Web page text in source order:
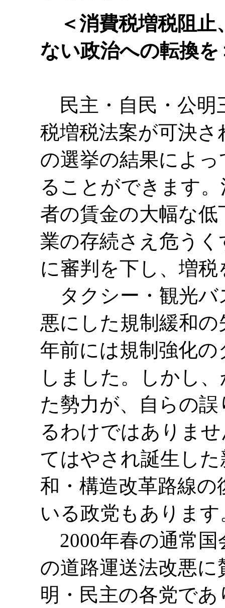
＜消費税増税阻止
ない政治への転換を
民主・自民・公明
税増税法案が可決
の選挙の結果によ
ることができます
者の賃金の大幅な
業の存続さえ危う
に審判を下し、増
タクシー・観光バ
悪にした規制緩和
年前には規制強化
しました。しかし
た勢力が、自らの
るわけではありま
てはやされ誕生し
和・構造改革路線
いる政党もあります
2000年春の通常国
の道路運送法改悪
明・民主の各党で